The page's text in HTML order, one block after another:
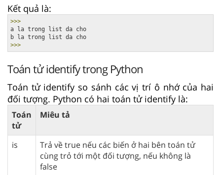
Kết quả là:
>>>
a la trong list da cho
>>>
Toán tử identify trong Python
Toán tử identify so sánh các vị trí ô nhớ của hai
đối tượng. Python có hai toán tử identify là:
Toán
tử
Miêu tả
is
Trả về true nếu các biến ở hai bên toán tử
cùng trỏ tới một đối tượng, nếu không là
false